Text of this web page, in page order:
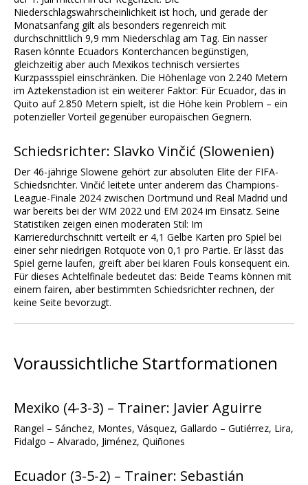
Niederschlagswahrscheinlichkeit ist hoch, und gerade der
Monatsanfang gilt als besonders regenreich mit
durchschnittlich 9,9 mm Niederschlag am Tag. Ein nasser
Rasen könnte Ecuadors Konterchancen begünstigen,
gleichzeitig aber auch Mexikos technisch versiertes
Kurzpassspiel einschränken. Die Höhenlage von 2.240 Metern
im Aztekenstadion ist ein weiterer Faktor: Für Ecuador, das in
Quito auf 2.850 Metern spielt, ist die Höhe kein Problem – ein
potenzieller Vorteil gegenüber europäischen Gegnern.
Schiedsrichter: Slavko Vinčić (Slowenien)
Der 46-jährige Slowene gehört zur absoluten Elite der FIFA-
Schiedsrichter. Vinčić leitete unter anderem das Champions-
League-Finale 2024 zwischen Dortmund und Real Madrid und
war bereits bei der WM 2022 und EM 2024 im Einsatz. Seine
Statistiken zeigen einen moderaten Stil: Im
Karrieredurchschnitt verteilt er 4,1 Gelbe Karten pro Spiel bei
einer sehr niedrigen Rotquote von 0,1 pro Partie. Er lässt das
Spiel gerne laufen, greift aber bei klaren Fouls konsequent ein.
Für dieses Achtelfinale bedeutet das: Beide Teams können mit
einem fairen, aber bestimmten Schiedsrichter rechnen, der
keine Seite bevorzugt.
Voraussichtliche Startformationen
Mexiko (4-3-3) – Trainer: Javier Aguirre
Rangel – Sánchez, Montes, Vásquez, Gallardo – Gutiérrez, Lira,
Fidalgo – Alvarado, Jiménez, Quiñones
Ecuador (3-5-2) – Trainer: Sebastián